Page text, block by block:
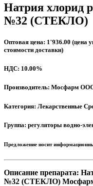
Натрия хлорид
№32 (СТЕКЛО)
Оптовая цена: 1'936.00 (цена
стоимости доставки)
НДС: 10.00%
Производитель: Мосфарм
Категория: Лекарственные
Группа: регуляторы водно-
Предложение носит
Описание препарата:
№32 (СТЕКЛО)